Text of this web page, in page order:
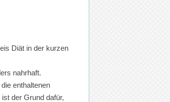
Diät in der kurzen
nahrhaft.
enthaltenen
der Grund dafür,